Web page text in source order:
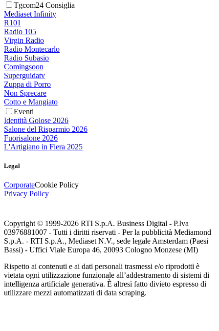
Tgcom24 Consiglia
Mediaset Infinity
R101
Radio 105
Virgin Radio
Radio Montecarlo
Radio Subasio
Comingsoon
Superguidatv
Zuppa di Porro
Non Sprecare
Cotto e Mangiato
Eventi
Identità Golose 2026
Salone del Risparmio 2026
Fuorisalone 2026
L'Artigiano in Fiera 2025
Legal
CorporateCookie Policy
Privacy Policy
Copyright © 1999-2026 RTI S.p.A. Business Digital - P.Iva
03976881007 - Tutti i diritti riservati - Per la pubblicità Mediamond
S.p.A. - RTI S.p.A., Mediaset N.V., sede legale Amsterdam (Paesi
Bassi) - Uffici Viale Europa 46, 20093 Cologno Monzese (MI)
Rispetto ai contenuti e ai dati personali trasmessi e/o riprodotti è
vietata ogni utilizzazione funzionale all’addestramento di sistemi di
intelligenza artificiale generativa. È altresì fatto divieto espresso di
utilizzare mezzi automatizzati di data scraping.